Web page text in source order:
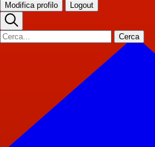
Modifica profilo Logout
Cerca